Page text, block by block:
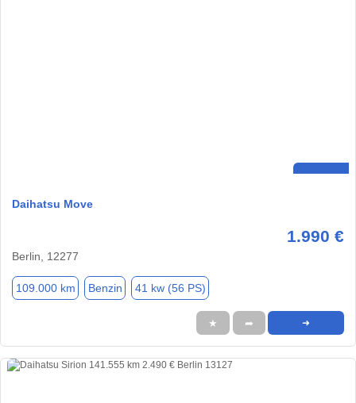
Daihatsu Move
1.990 €
Berlin, 12277
109.000 km Benzin 41 kw (56 PS)
★ ➦ ➜